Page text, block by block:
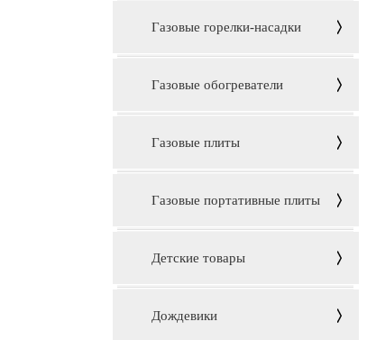
Газовые горелки-насадки
Газовые обогреватели
Газовые плиты
Газовые портативные плиты
Детские товары
Дождевики